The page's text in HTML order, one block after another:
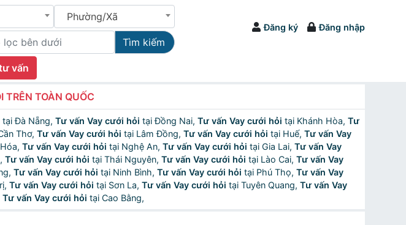
Phường/Xã
Tìm kiếm
vấn
Đăng ký Đăng nhập
TOÀN QUỐC
tại Đà Nẵng, Tư vấn Vay cưới hỏi tại Đồng Nai, Tư vấn Vay cưới hỏi tại Khánh Hòa, Tư
Thơ, Tư vấn Vay cưới hỏi tại Lâm Đồng, Tư vấn Vay cưới hỏi tại Huế, Tư vấn Vay
Tư vấn Vay cưới hỏi tại Nghệ An, Tư vấn Vay cưới hỏi tại Gia Lai, Tư vấn Vay
Tư vấn Vay cưới hỏi tại Thái Nguyên, Tư vấn Vay cưới hỏi tại Lào Cai, Tư vấn Vay
Tư vấn Vay cưới hỏi tại Ninh Bình, Tư vấn Vay cưới hỏi tại Phú Thọ, Tư vấn Vay
Tư vấn Vay cưới hỏi tại Sơn La, Tư vấn Vay cưới hỏi tại Tuyên Quang, Tư vấn Vay
Tư vấn Vay cưới hỏi tại Cao Bằng,